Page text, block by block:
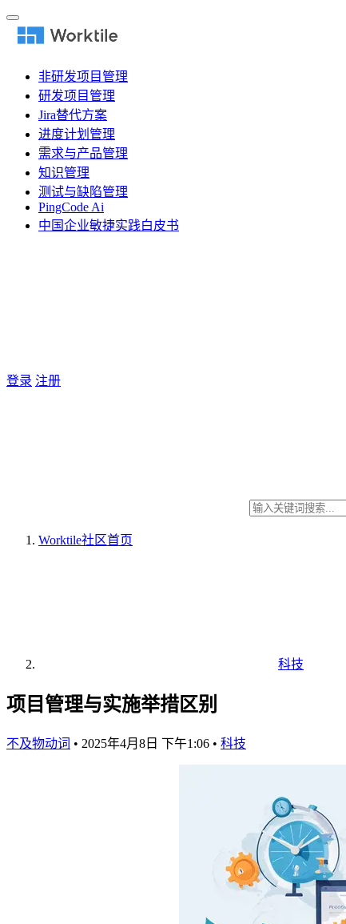
非研发项目管理
研发项目管理
Jira替代方案
进度计划管理
需求与产品管理
知识管理
测试与缺陷管理
PingCode Ai
中国企业敏捷实践白皮书
登录 注册
Worktile社区首页
科技
项目管理与实施举措区别
不及物动词 • 2025年4月8日 下午1:06 • 科技